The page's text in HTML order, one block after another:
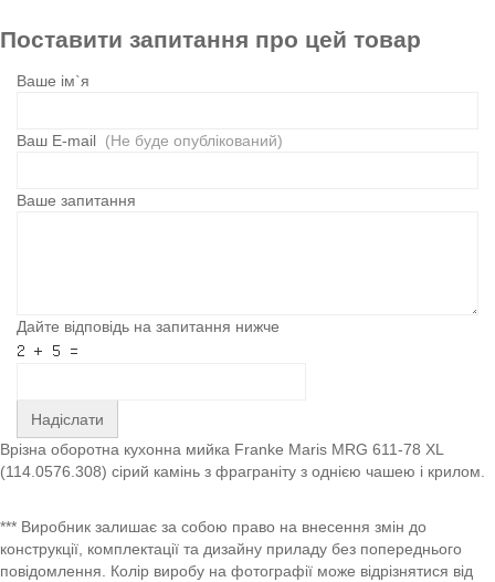
Поставити запитання про цей товар
Ваше ім`я
Ваш E-mail (Не буде опублікований)
Ваше запитання
Дайте відповідь на запитання нижче
Надіслати
Врізна оборотна кухонна мийка Franke Maris MRG 611-78 XL
(114.0576.308) сірий камінь з фраграніту з однією чашею і крилом.
*** Виробник залишає за собою право на внесення змін до
конструкції, комплектації та дизайну приладу без попереднього
повідомлення. Колір виробу на фотографії може відрізнятися від